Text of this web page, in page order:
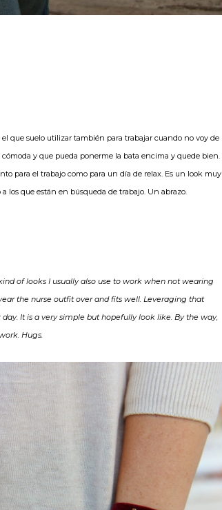
que suelo utilizar también para trabajar cuando no voy de
y que pueda ponerme la bata encima y quede bien.
para el trabajo como para un día de relax. Es un look muy
los que están en búsqueda de trabajo. Un abrazo.
of looks I usually also use to work when not wearing
the nurse outfit over and fits well. Leveraging that
It is a very simple but hopefully look like. By the way,
Hugs.